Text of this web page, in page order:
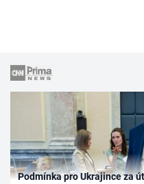
Podmínka pro Ukrajince za